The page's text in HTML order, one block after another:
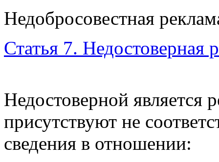
Недобросовестная
Статья 7. Недостоверная
Недостоверной является
присутствуют не
сведения в отношении: